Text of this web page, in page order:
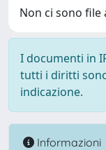
Non ci sono
I documenti in
tutti i diritti
indicazione.
Informazioni